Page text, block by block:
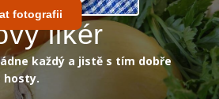
fotografii
likér
každý a jistě s tím dobře
hosty.